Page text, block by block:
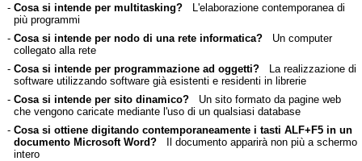
- Cosa si intende per multitasking?L'elaborazione contemporanea di
più programmi
- Cosa si intende per nodo di una rete informatica?Un computer
collegato alla rete
- Cosa si intende per programmazione ad oggetti?La realizzazione di
software utilizzando software già esistenti e residenti in librerie
- Cosa si intende per sito dinamico?Un sito formato da pagine web
che vengono caricate mediante l'uso di un qualsiasi database
- Cosa si ottiene digitando contemporaneamente i tasti ALF+F5 in un
documento Microsoft Word?Il documento apparirà non più a schermo
intero